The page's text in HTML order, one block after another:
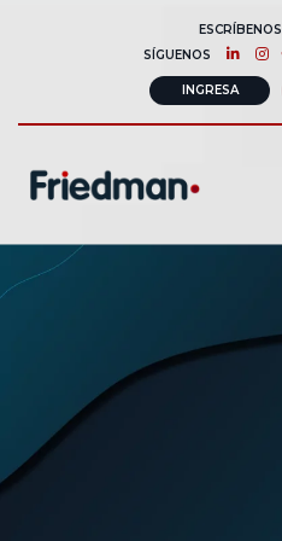
ESCRÍBENOS
SÍGUENOS
INGRESA
CURSOS
CONSULTORÍA CORPORATIVA
COMUNIDAD FRIEDMAN
SOBRE NOSOTROS